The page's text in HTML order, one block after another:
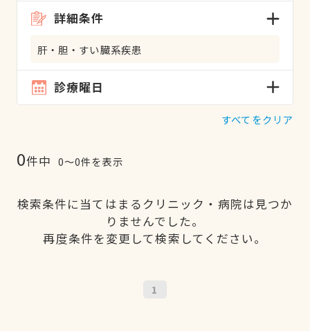
詳細条件
肝・胆・すい臓系疾患
診療曜日
すべてをクリア
0件中 0〜0件を表示
検索条件に当てはまるクリニック・病院は見つか
りませんでした。
再度条件を変更して検索してください。
1